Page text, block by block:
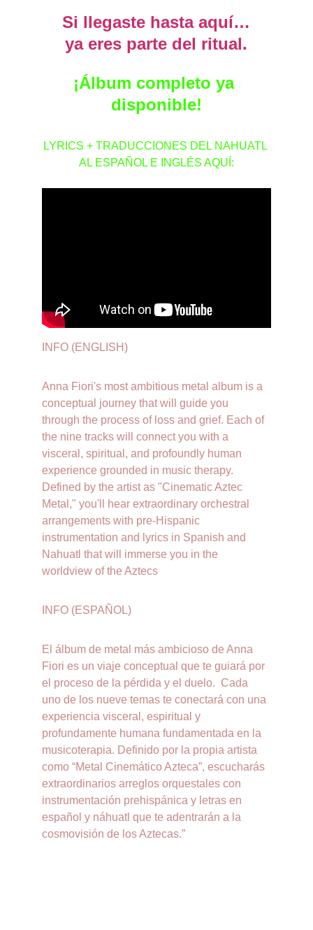
Si llegaste hasta aquí…
ya eres parte del ritual.
INFO (ENGLISH)
Anna Fiori's most ambitious metal album is a
conceptual journey that will guide you
through the process of loss and grief. Each of
the nine tracks will connect you with a
visceral, spiritual, and profoundly human
experience grounded in music therapy.
Defined by the artist as "Cinematic Aztec
Metal," you'll hear extraordinary orchestral
arrangements with pre-Hispanic
instrumentation and lyrics in Spanish and
Nahuatl that will immerse you in the
worldview of the Aztecs
INFO (ESPAÑOL)
El álbum de metal más ambicioso de Anna
Fiori es un viaje conceptual que te guiará por
el proceso de la pérdida y el duelo.  Cada
uno de los nueve temas te conectará con una
experiencia visceral, espiritual y
profundamente humana fundamentada en la
musicoterapia. Definido por la propia artista
como “Metal Cinemático Azteca”, escucharás
extraordinarios arreglos orquestales con
instrumentación prehispánica y letras en
español y náhuatl que te adentrarán a la
cosmovisión de los Aztecas.”
¡Álbum completo ya
disponible!
LYRICS + TRADUCCIONES DEL NAHUATL
AL ESPAÑOL E INGLÉS AQUÍ: